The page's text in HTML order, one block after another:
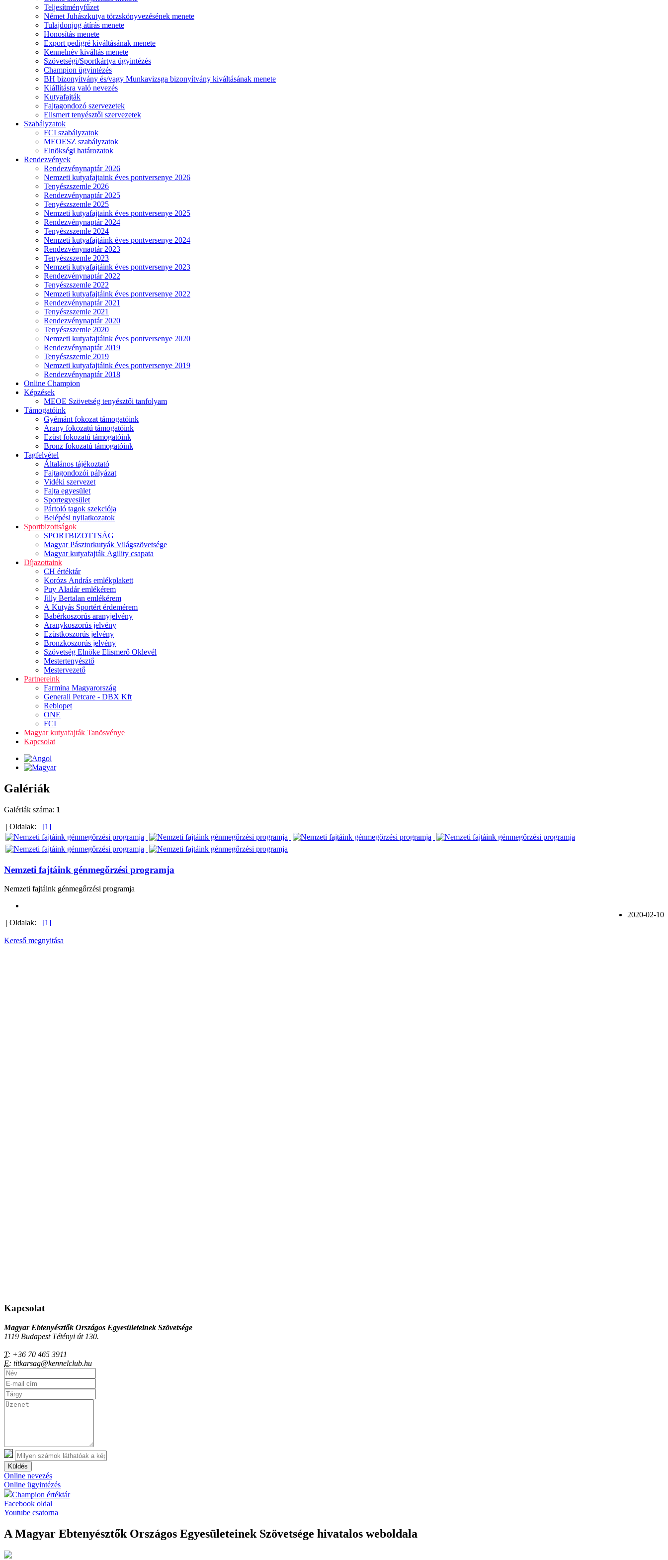
Teljesítményfűzet
Német Juhászkutya törzskönyvezésének menete
Tulajdonjog átírás menete
Honosítás menete
Export pedigré kiváltásának menete
Kennelnév kiváltás menete
Szövetségi/Sportkártya ügyintézés
Champion ügyintézés
BH bizonyítvány és/vagy Munkavizsga bizonyítvány kiváltásának menete
Kiállításra való nevezés
Kutyafajták
Fajtagondozó szervezetek
Elismert tenyésztői szervezetek
Szabályzatok
FCI szabályzatok
MEOESZ szabályzatok
Elnökségi határozatok
Rendezvények
Rendezvénynaptár 2026
Nemzeti kutyafajtaink éves pontversenye 2026
Tenyészszemle 2026
Rendezvénynaptár 2025
Tenyészszemle 2025
Nemzeti kutyafajtaink éves pontversenye 2025
Rendezvénynaptár 2024
Tenyészszemle 2024
Nemzeti kutyafajtáink éves pontversenye 2024
Rendezvénynaptár 2023
Tenyészszemle 2023
Nemzeti kutyafajtáink éves pontversenye 2023
Rendezvénynaptár 2022
Tenyészszemle 2022
Nemzeti kutyafajtáink éves pontversenye 2022
Rendezvénynaptár 2021
Tenyészszemle 2021
Rendezvénynaptár 2020
Tenyészszemle 2020
Nemzeti kutyafajtáink éves pontversenye 2020
Rendezvénynaptár 2019
Tenyészszemle 2019
Nemzeti kutyafajtáink éves pontversenye 2019
Rendezvénynaptár 2018
Online Champion
Képzések
MEOE Szövetség tenyésztői tanfolyam
Támogatóink
Gyémánt fokozat támogatóink
Arany fokozatú támogatóink
Ezüst fokozatú támogatóink
Bronz fokozatú támogatóink
Tagfelvétel
Általános tájékoztató
Fajtagondozói pályázat
Vidéki szervezet
Fajta egyesület
Sportegyesület
Pártoló tagok szekciója
Belépési nyilatkozatok
Sportbizottságok
SPORTBIZOTTSÁG
Magyar Pásztorkutyák Világszövetsége
Magyar kutyafajták Agility csapata
Díjazottaink
CH értéktár
Korózs András emlékplakett
Puy Aladár emlékérem
Jilly Bertalan emlékérem
A Kutyás Sportért érdemérem
Babérkoszorús aranyjelvény
Aranykoszorús jelvény
Ezüstkoszorús jelvény
Bronzkoszorús jelvény
Szövetség Elnöke Elismerő Oklevél
Mestertenyésztő
Mestervezető
Partnereink
Farmina Magyarország
Generali Petcare - DBX Kft
Rebiopet
ONE
FCI
Magyar kutyafajták Tanösvénye
Kapcsolat
Galériák
Galériák száma: 1
| Oldalak: [1]
Nemzeti fajtáink génmegőrzési programja
Nemzeti fajtáink génmegőrzési programja
2020-02-10
| Oldalak: [1]
Kereső megnyitása
Kapcsolat
Magyar Ebtenyésztők Országos Egyesületeinek Szövetsége
1119 Budapest Tétényi út 130.
T: +36 70 465 3911
E: titkarsag@kennelclub.hu
Küldés
Online nevezés
Online ügyintézés
Champion értéktár
Facebook oldal
Youtube csatorna
A Magyar Ebtenyésztők Országos Egyesületeinek Szövetsége hivatalos weboldala